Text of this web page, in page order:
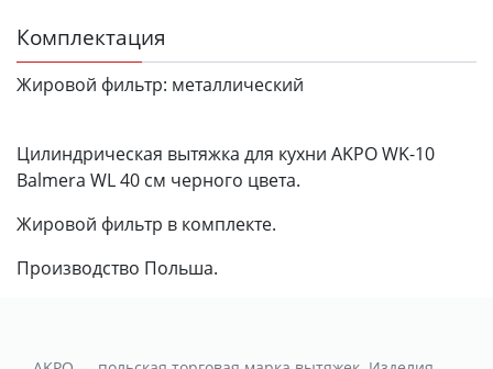
Комплектация
Жировой фильтр: металлический
Цилиндрическая вытяжка для кухни AKPO WK-10
Balmera WL 40 см черного цвета.
Жировой фильтр в комплекте.
Производство Польша.